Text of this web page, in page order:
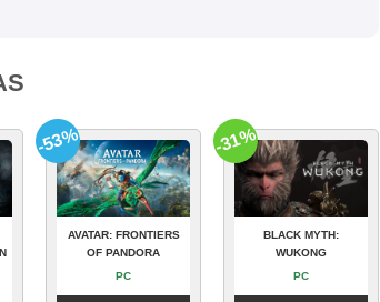
AVATAR: FRONTIERS
OF PANDORA
PC
-53%
BLACK MYTH:
WUKONG
PC
-31%